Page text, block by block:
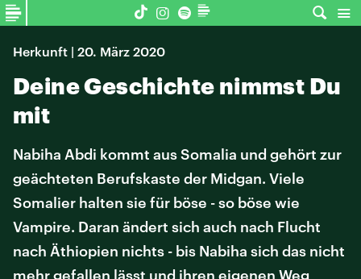
Herkunft | 20. März 2020
Deine Geschichte nimmst Du
mit
Nabiha Abdi kommt aus Somalia und gehört zur
geächteten Berufskaste der Midgan. Viele
Somalier halten sie für böse - so böse wie
Vampire. Daran ändert sich auch nach Flucht
nach Äthiopien nichts - bis Nabiha sich das nicht
mehr gefallen lässt und ihren eigenen Weg